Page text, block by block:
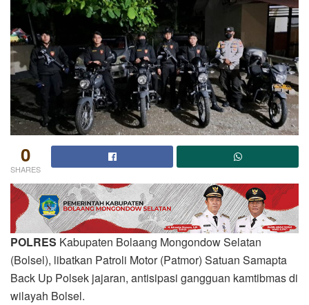
0
SHARES
POLRES Kabupaten Bolaang Mongondow Selatan
(Bolsel), libatkan Patroli Motor (Patmor) Satuan Samapta
Back Up Polsek jajaran, antisipasi gangguan kamtibmas di
wilayah Bolsel.